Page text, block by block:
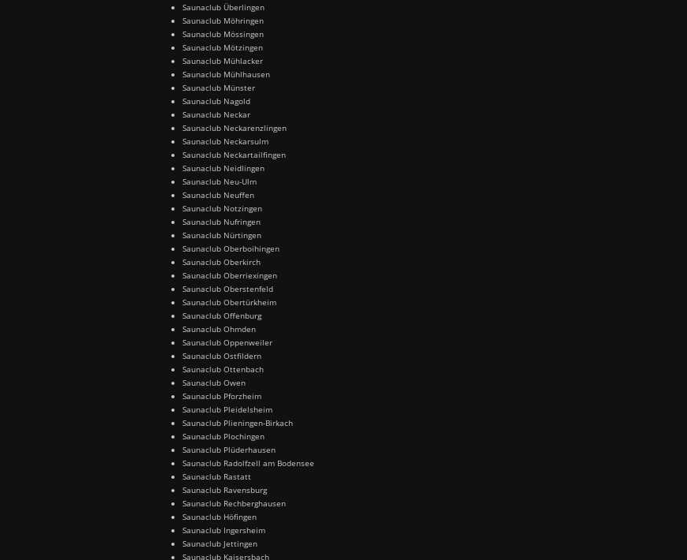
Saunaclub Überlingen
Saunaclub Möhringen
Saunaclub Mössingen
Saunaclub Mötzingen
Saunaclub Mühlacker
Saunaclub Mühlhausen
Saunaclub Münster
Saunaclub Nagold
Saunaclub Neckar
Saunaclub Neckarenzlingen
Saunaclub Neckarsulm
Saunaclub Neckartailfingen
Saunaclub Neidlingen
Saunaclub Neu-Ulm
Saunaclub Neuffen
Saunaclub Notzingen
Saunaclub Nufringen
Saunaclub Nürtingen
Saunaclub Oberboihingen
Saunaclub Oberkirch
Saunaclub Oberriexingen
Saunaclub Oberstenfeld
Saunaclub Obertürkheim
Saunaclub Offenburg
Saunaclub Ohmden
Saunaclub Oppenweiler
Saunaclub Ostfildern
Saunaclub Ottenbach
Saunaclub Owen
Saunaclub Pforzheim
Saunaclub Pleidelsheim
Saunaclub Plieningen-Birkach
Saunaclub Plochingen
Saunaclub Plüderhausen
Saunaclub Radolfzell am Bodensee
Saunaclub Rastatt
Saunaclub Ravensburg
Saunaclub Rechberghausen
Saunaclub Höfingen
Saunaclub Ingersheim
Saunaclub Jettingen
Saunaclub Kaisersbach